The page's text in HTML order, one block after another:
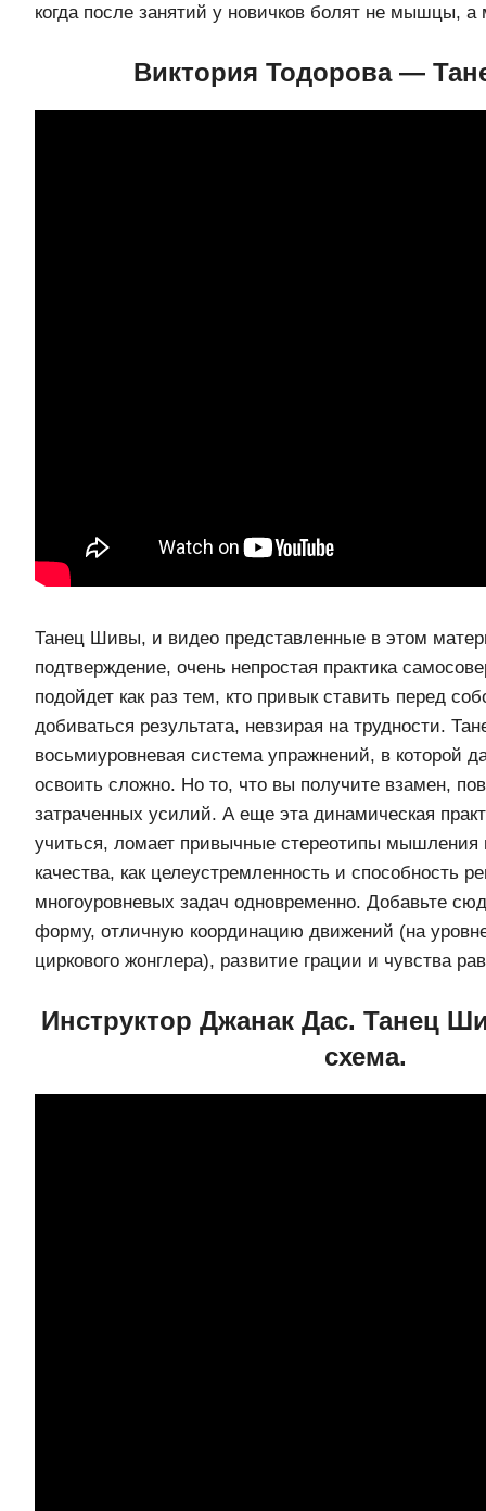
когда после занятий у новичков болят не мышцы, а
Виктория Тодорова —
Танец Шивы, и видео представленные в этом
подтверждение, очень непростая практика
подойдет как раз тем, кто привык ставить перед
добиваться результата, невзирая на трудности.
восьмиуровневая система упражнений, в которой
освоить сложно. Но то, что вы получите взамен,
затраченных усилий. А еще эта динамическая
учиться, ломает привычные стереотипы мышления
качества, как целеустремленность и способность
многоуровневых задач одновременно. Добавьте
форму, отличную координацию движений (на
циркового жонглера), развитие грации и чувства
Инструктор Джанак Дас. Танец
схема.